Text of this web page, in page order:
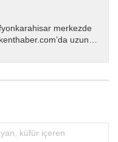
merkezde
uzun